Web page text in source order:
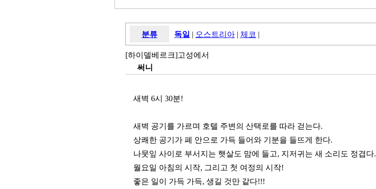
분류 독일 | 오스트리아 | 체코 |
[하이델베르크]고성에서
써니
새벽 6시 30분!
새벽 공기를 가르며 호텔 주변의 산택로를 따라 걷는다.
상쾌한 공기가 폐 안으로 가득 들어와 기분을 들뜨게 한다.
나뭇잎 사이로 부서지는 햇살도 맘에 들고, 지저귀는 새 소리도 정겹다.
월요일 아침의 시작, 그리고 첫 여정의 시작!
좋은 일이 가득 가득, 생길 것만 같다!!!